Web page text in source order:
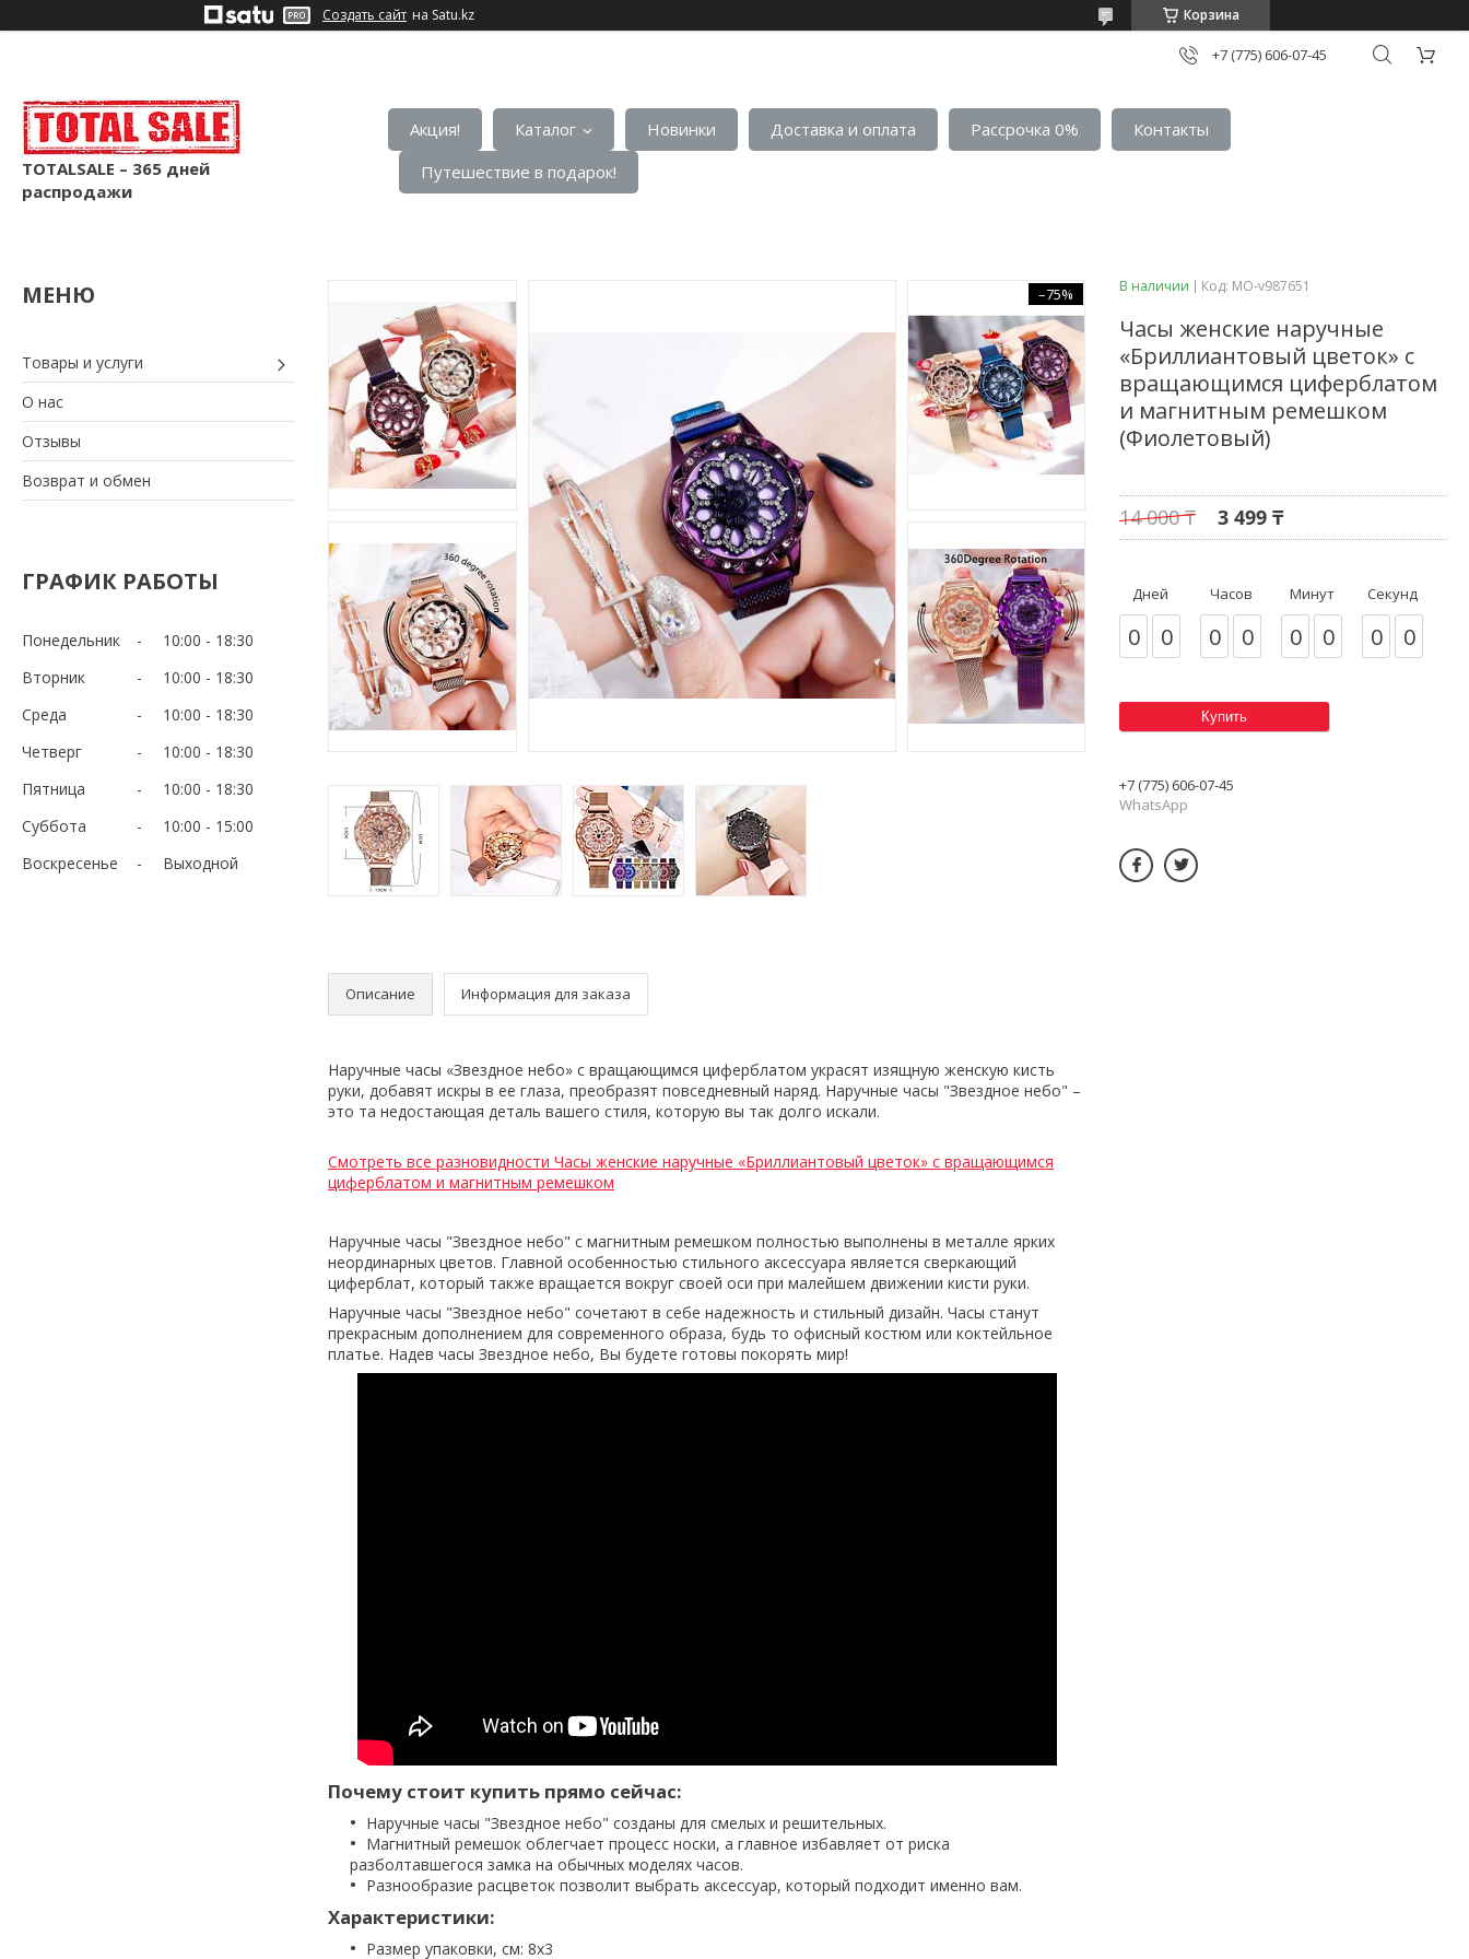
Создать сайт на Satu.kz Корзина
+7 (775) 606-07-45
TOTALSALE – 365 дней
распродажи
Акция! Каталог Новинки Доставка и оплата Рассрочка 0%
Контакты
Путешествие в подарок!
Товары и услуги
О нас
Отзывы
Возврат и обмен
ГРАФИК РАБОТЫ
Понедельник 10:00
18:30
Вторник
10:00
18:30
Среда
10:00
18:30
Четверг
10:00
18:30
Пятница
10:00
18:30
Суббота
10:00
15:00
Воскресенье
Выходной
–75%
Описание Информация для заказа
Наручные часы «Звездное небо» с вращающимся циферблатом украсят изящную женскую кисть
руки, добавят искры в ее глаза, преобразят повседневный наряд. Наручные часы "Звездное небо" –
это та недостающая деталь вашего стиля, которую вы так долго искали.
Смотреть все разновидности Часы женские наручные «Бриллиантовый цветок» с вращающимся
циферблатом и магнитным ремешком
Наручные часы "Звездное небо" с магнитным ремешком полностью выполнены в металле ярких
неординарных цветов. Главной особенностью стильного аксессуара является сверкающий
циферблат, который также вращается вокруг своей оси при малейшем движении кисти руки.
Наручные часы "Звездное небо" сочетают в себе надежность и стильный дизайн. Часы станут
прекрасным дополнением для современного образа, будь то офисный костюм или коктейльное
платье. Надев часы Звездное небо, Вы будете готовы покорять мир!
Почему стоит купить прямо сейчас:
Наручные часы "Звездное небо" созданы для смелых и решительных.
Магнитный ремешок облегчает процесс носки, а главное избавляет от риска
разболтавшегося замка на обычных моделях часов.
Разнообразие расцветок позволит выбрать аксессуар, который подходит именно вам.
Характеристики:
Размер упаковки, см: 8х3
В наличии Код: MO-v987651
Часы женские наручные
«Бриллиантовый цветок» с
вращающимся циферблатом
и магнитным ремешком
(Фиолетовый)
14 000 ₸ 3 499 ₸
Дней
0 0
Часов
0 0
Минут
0 0
Секунд
0 0
Купить
+7 (775) 606-07-45
WhatsApp